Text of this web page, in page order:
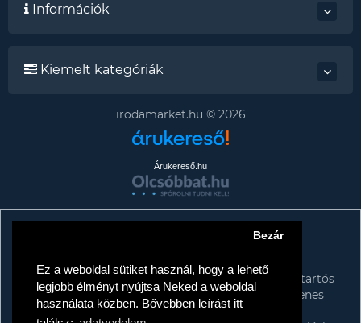
Ez a weboldal sütiket használ, hogy a lehető
legjobb élményt nyújtsa Neked a weboldal
használata közben. Bővebben leírást itt
Bezár
Információk
Kiemelt kategóriák
irodamarket.hu © 2026
Árukereső.hu
Tájékoztató az adattörlő címkékről
TISZTELT VÁSÁRLÓNK!
A kormány döntése alapján a kereskedő minden tartós
adathordozó termék vásárlásakor köteles ingyenes
adattörlő kódot biztosítani fogyasztóknak.